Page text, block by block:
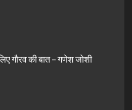
गौरव की बात – गणेश जोशी